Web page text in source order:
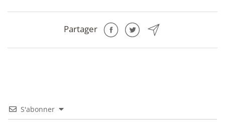
Partager
S'abonner